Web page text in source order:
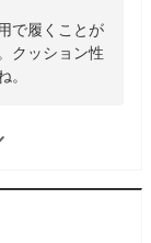
で履くことが
クッション性
。